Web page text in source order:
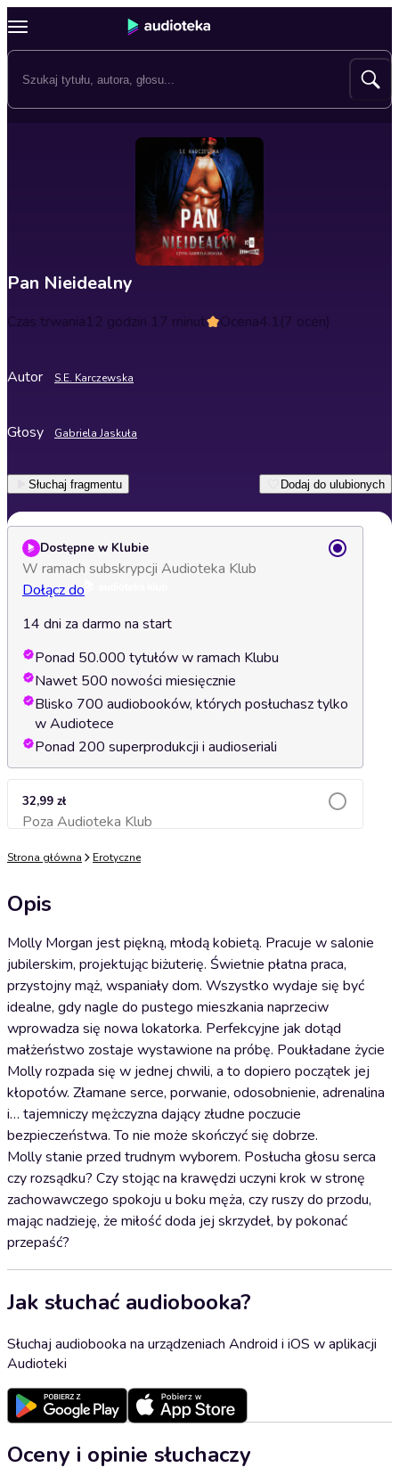
Pan Nieidealny
Czas trwania12 godzin 17 minut Ocena4.1(7 ocen)
Autor S.E. Karczewska
Głosy Gabriela Jaskuła
Słuchaj fragmentu Dodaj do ulubionych
Dostępne w Klubie
W ramach subskrypcji Audioteka Klub
Dołącz do
14 dni za darmo na start
Ponad 50.000 tytułów w ramach Klubu
Nawet 500 nowości miesięcznie
Blisko 700 audiobooków, których posłuchasz tylko
w Audiotece
Ponad 200 superprodukcji i audioseriali
32,99 zł
Poza Audioteka KlubDodaj do koszyka
Strona główna Erotyczne
Opis
Molly Morgan jest piękną, młodą kobietą. Pracuje w salonie
jubilerskim, projektując biżuterię. Świetnie płatna praca,
przystojny mąż, wspaniały dom. Wszystko wydaje się być
idealne, gdy nagle do pustego mieszkania naprzeciw
wprowadza się nowa lokatorka. Perfekcyjne jak dotąd
małżeństwo zostaje wystawione na próbę. Poukładane życie
Molly rozpada się w jednej chwili, a to dopiero początek jej
kłopotów. Złamane serce, porwanie, odosobnienie, adrenalina
i… tajemniczy mężczyzna dający złudne poczucie
bezpieczeństwa. To nie może skończyć się dobrze.
Molly stanie przed trudnym wyborem. Posłucha głosu serca
czy rozsądku? Czy stojąc na krawędzi uczyni krok w stronę
zachowawczego spokoju u boku męża, czy ruszy do przodu,
mając nadzieję, że miłość doda jej skrzydeł, by pokonać
przepaść?
Jak słuchać audiobooka?
Słuchaj audiobooka na urządzeniach Android i iOS w aplikacji
Audioteki
Oceny i opinie słuchaczy